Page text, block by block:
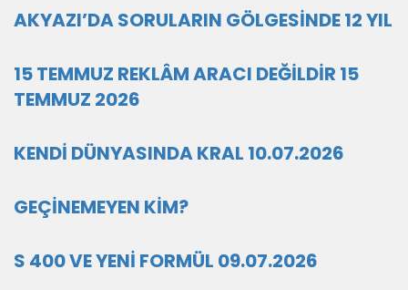
AKYAZI’DA SORULARIN GÖLGESİNDE 12 YIL
15 TEMMUZ REKLÂM ARACI DEĞİLDİR 15
TEMMUZ 2026
KENDİ DÜNYASINDA KRAL 10.07.2026
GEÇİNEMEYEN KİM?
S 400 VE YENİ FORMÜL 09.07.2026